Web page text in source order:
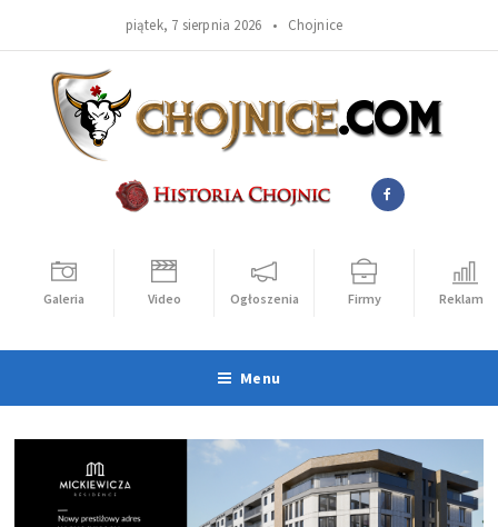
piątek, 7 sierpnia 2026 • Chojnice
Galeria Video Ogłoszenia Firmy Reklama
Menu